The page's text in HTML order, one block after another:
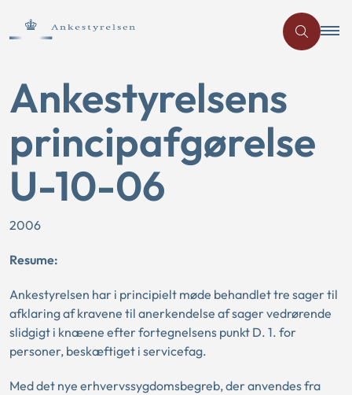
Ankestyrelsens
principafgørelse
U-10-06
2006
Resume:
Ankestyrelsen har i principielt møde behandlet tre sager til
afklaring af kravene til anerkendelse af sager vedrørende
slidgigt i knæene efter fortegnelsens punkt D. 1. for
personer, beskæftiget i servicefag.
Med det nye erhvervssygdomsbegreb, der anvendes fra